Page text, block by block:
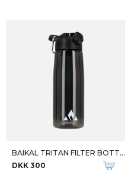
BAIKAL TRITAN FILTER BOTTLE
DKK 300